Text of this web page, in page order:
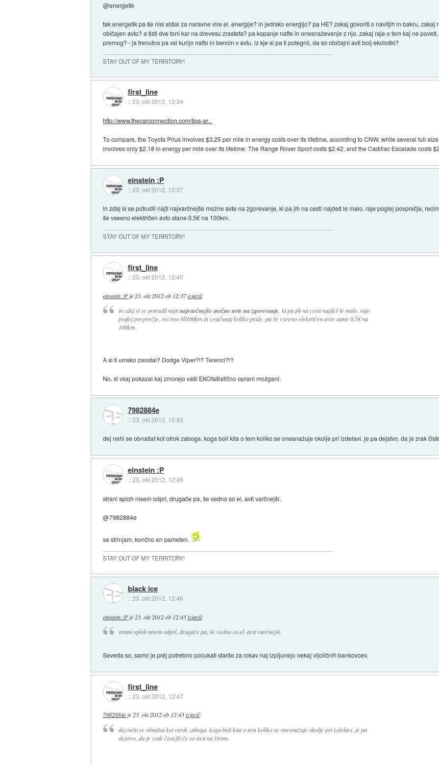
@energetik
tak energetik pa še nisi slišal za naravne vire el. energije? in jedrsko energijo? pa HE? zakaj govoriš o navitjih in bakru, zakaj
običajen avto? a tisti dve toni kar na drevesu zrasteta? pa kopanje nafte in onesnaževanje z njo. zakaj raje o tem kaj ne
premog? - ja trenutno pa vsi kurijo nafto in bencin v avtu. iz kje si pa ti potegnil, da so običajni avti bolj ekološki?
STAY OUT OF MY TERRITORY!
first_line
::23. okt 2012, 12:34
http://www.thecarconnection.com/tips-ar...
To compare, the Toyota Prius involves $3.25 per mile in energy costs over its lifetime, according to CNW, while several full-
involves only $2.18 in energy per mile over its lifetime. The Range Rover Sport costs $2.42, and the Cadillac Escalade costs
einstein :P
::23. okt 2012, 12:37
in zdaj si se potrudil najti najvarčnejše možne avte na zgorevanje, ki pa jih na cesti najdeš le malo. raje poglej povprečje,
še vseeno električen avto stane 0.5€ na 100km.
STAY OUT OF MY TERRITORY!
first_line
::23. okt 2012, 12:40
einstein :P je 23. okt 2012 ob 12:37izjavil:
in zdaj si se potrudil najtinajvarčnejše možne avte na zgorevanje , ki pa jih na cesti najdeš le malo. raje
poglej povprečje, recimo 8l/100km in izračunaj koliko pride. pa še vseeno električen avto stane 0.5€ na
100km.
A si ti umsko zaostal? Dodge Viper?!? Terenci?!?
No, si vsaj pokazal kaj zmorejo vaši EKOfašistično oprani možgani.
7982884e
::23. okt 2012, 12:43
dej nehi se obnašat kot otrok zaboga. koga boli kita o tem koliko se onesnažuje okolje pri izdelavi. je pa dejstvo, da je zrak
einstein :P
::23. okt 2012, 12:45
strani sploh nisem odprl, drugače pa, še vedno so el. avti varčnejši.
@7982884e
se strinjam, končno en pameten.
STAY OUT OF MY TERRITORY!
black ice
::23. okt 2012, 12:46
einstein :P je 23. okt 2012 ob 12:45 izjavil:
strani sploh nisem odprl, drugače pa, še vedno so el. avti varčnejši.
Seveda so, samo je prej potrebno pocukati starše za rokav naj izpljunejo nekaj vijoličnih bankovcev.
first_line
::23. okt 2012, 12:47
7982884eje23. okt 2012 ob 12:43 izjavil:
dej nehi se obnašat kot otrok zaboga. koga boli kita o tem koliko se onesnažuje okolje pri izdelavi. je pa
dejstvo, da je zrak čistejši če so avti na štrom.